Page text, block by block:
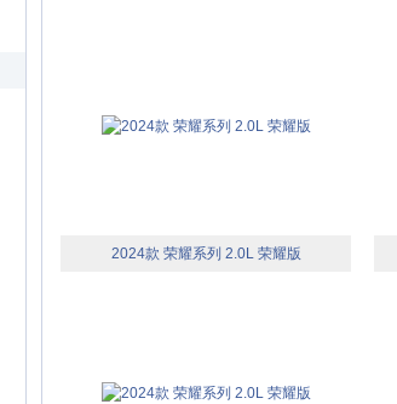
2024款 荣耀系列 2.0L 荣耀版